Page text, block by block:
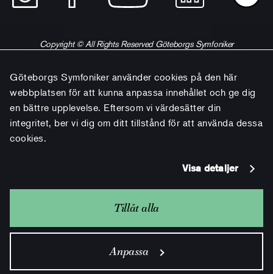
Göteborgs Symfoniker använder cookies på den här
webbplatsen för att kunna anpassa innehållet och ge dig
en bättre upplevelse. Eftersom vi värdesätter din
integritet, ber vi dig om ditt tillstånd för att använda dessa
cookies.
Visa detaljer
Tillåt alla
Anpassa
Copyright © All Rights Reserved Göteborgs Symfoniker